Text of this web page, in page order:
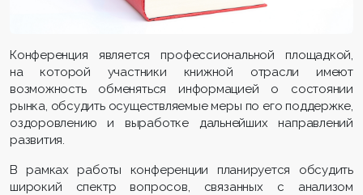
Конференция является профессиональной площадкой,
на которой участники книжной отрасли имеют
возможность обменяться информацией о состоянии
рынка, обсудить осуществляемые меры по его поддержке,
оздоровлению и выработке дальнейших направлений
развития.
В рамках работы конференции планируется обсудить
широкий спектр вопросов, связанных с анализом